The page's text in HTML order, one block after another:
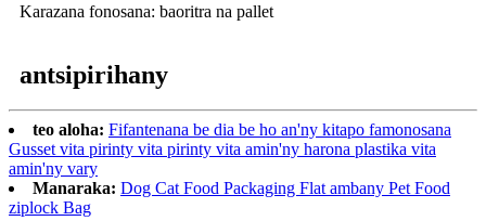
Karazana fonosana: baoritra na pallet
antsipirihany
teo aloha: Fifantenana be dia be ho an'ny kitapo famonosana
Gusset vita pirinty vita pirinty vita amin'ny harona plastika vita
amin'ny vary
Manaraka: Dog Cat Food Packaging Flat ambany Pet Food
ziplock Bag